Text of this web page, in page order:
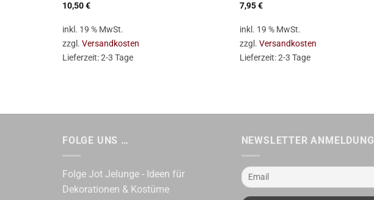
10,50€
inkl. 19 % MwSt.
zzgl. Versandkosten
Lieferzeit:2-3 Tage
7,95€
inkl. 19 % MwSt.
zzgl. Versandkosten
Lieferzeit:2-3 Tage
FOLGE UNS …
Folge Jot Jelunge - Ideen für
Dekorationen & Kostüme
NEWSLETTER ANMELDUNG